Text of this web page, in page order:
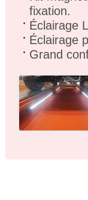
fixation.
Éclairage
Éclairage
Grand